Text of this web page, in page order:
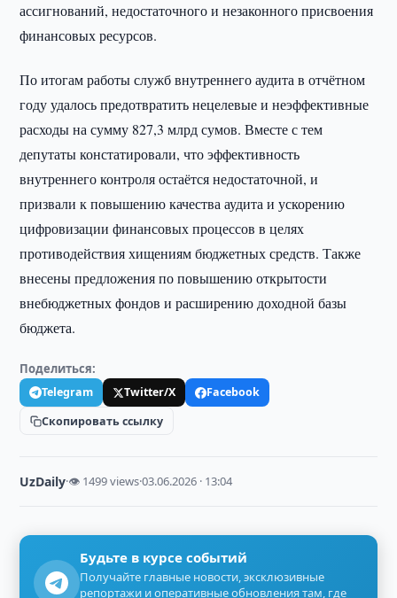
ассигнований, недостаточного и незаконного присвоения
финансовых ресурсов.
По итогам работы служб внутреннего аудита в отчётном
году удалось предотвратить нецелевые и неэффективные
расходы на сумму 827,3 млрд сумов. Вместе с тем
депутаты констатировали, что эффективность
внутреннего контроля остаётся недостаточной, и
призвали к повышению качества аудита и ускорению
цифровизации финансовых процессов в целях
противодействия хищениям бюджетных средств. Также
внесены предложения по повышению открытости
внебюджетных фондов и расширению доходной базы
бюджета.
Поделиться:
Telegram Twitter/X
Facebook
Скопировать ссылку
UzDaily·👁 1499 views·03.06.2026 · 13:04
Будьте в курсе событий
Получайте главные новости, эксклюзивные
репортажи и оперативные обновления там, где